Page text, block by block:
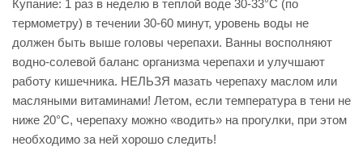
Купание: 1 раз в неделю в теплой воде 30-33°C (по
термометру) в течении 30-60 минут, уровень воды не
должен быть выше головы черепахи. Ванны восполняют
водно-солевой баланс организма черепахи и улучшают
работу кишечника. НЕЛЬЗЯ мазать черепаху маслом или
масляными витаминами! Летом, если температура в тени не
ниже 20°C, черепаху можно «водить» на прогулки, при этом
необходимо за ней хорошо следить!